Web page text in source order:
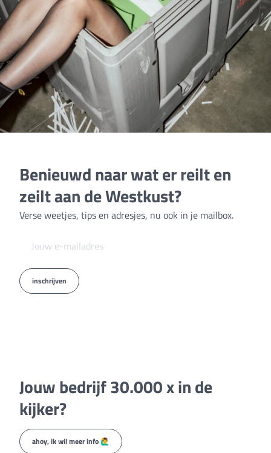
Benieuwd naar wat er reilt en
zeilt aan de Westkust?
Verse weetjes, tips en adresjes, nu ook in je mailbox.
inschrijven
Jouw bedrijf 30.000 x in de
kijker?
ahoy, ik wil meer info 🙋‍♂️